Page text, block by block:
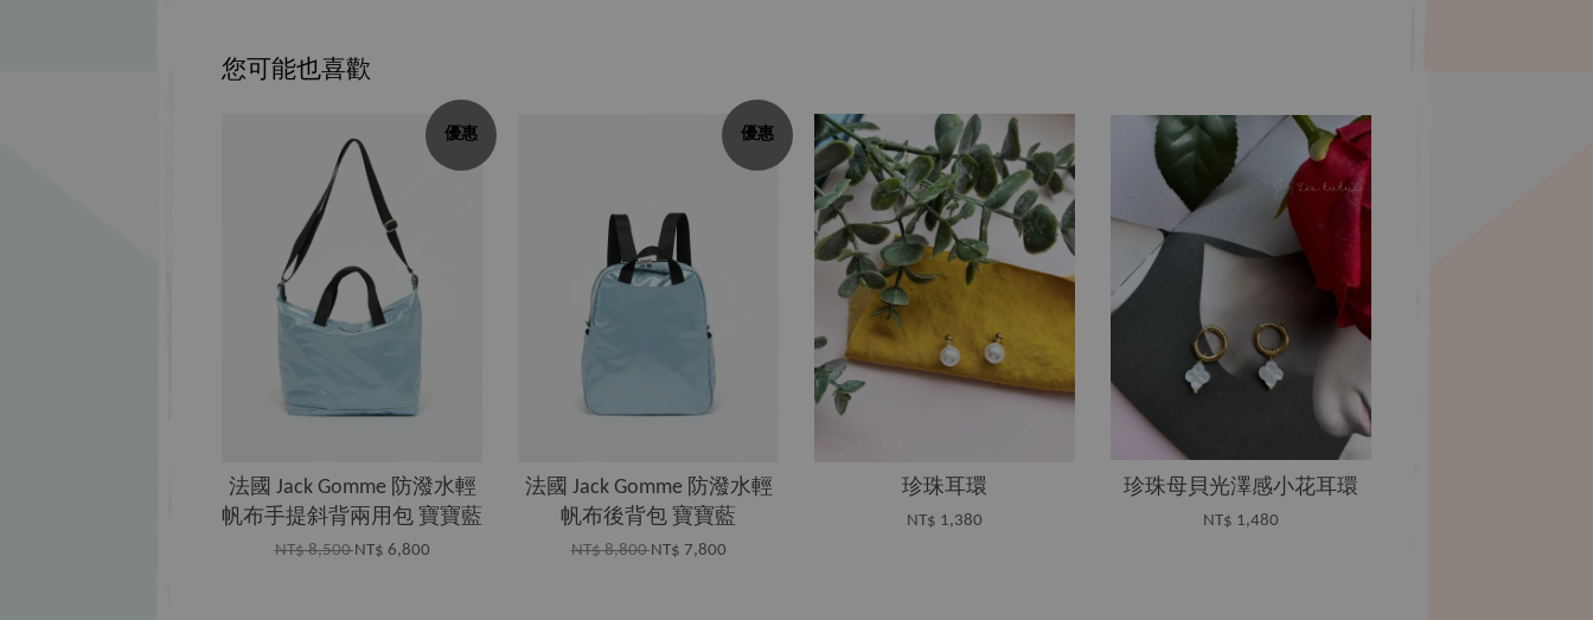
您可能也喜歡
優惠
法國 Jack Gomme 防潑水輕
帆布手提斜背兩用包 寶寶藍
NT$ 8,500NT$ 6,800
優惠
法國 Jack Gomme 防潑水輕
帆布後背包 寶寶藍
NT$ 8,800NT$ 7,800
珍珠耳環
NT$ 1,380
珍珠母貝光澤感小花耳環
NT$ 1,480